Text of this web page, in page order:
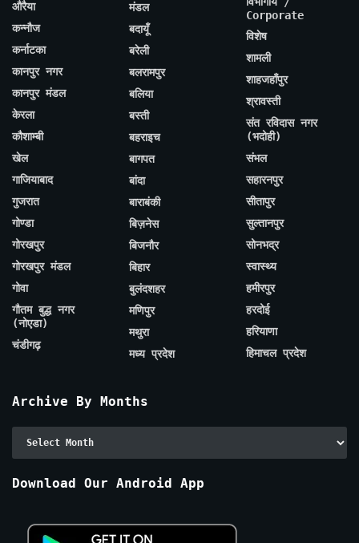
औरैया
कन्नौज
कर्नाटका
कानपुर नगर
कानपुर मंडल
केरला
कौशाम्बी
खेल
गाजियाबाद
गुजरात
गोण्डा
गोरखपुर
गोरखपुर मंडल
गोवा
गौतम बुद्ध नगर
(नोएडा)
चंडीगढ़
मंडल
बदायूँ
बरेली
बलरामपुर
बलिया
बस्ती
बहराइच
बागपत
बांदा
बाराबंकी
बिज़नेस
बिजनौर
बिहार
बुलंदशहर
मणिपुर
मथुरा
मध्य प्रदेश
Corporate
विशेष
शामली
शाहजहाँपुर
श्रावस्ती
संत रविदास नगर
(भदोही)
संभल
सहारनपुर
सीतापुर
सुल्तानपुर
सोनभद्र
स्वास्थ्य
हमीरपुर
हरदोई
हरियाणा
हिमाचल प्रदेश
Archive By Months
Download Our Android App